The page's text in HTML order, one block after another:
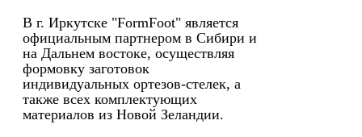
В г. Иркутске "FormFoot" является
официальным партнером в Сибири и
на Дальнем востоке, осуществляя
формовку заготовок
индивидуальных ортезов-стелек, а
также всех комплектующих
материалов из Новой Зеландии.